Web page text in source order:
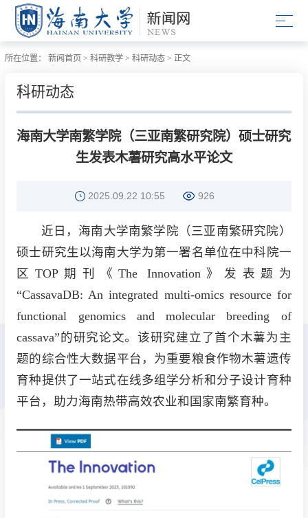
所在位置： 新闻首页 > 科研教学 > 科研动态 > 正文
科研动态
海南大学南繁学院（三亚南繁研究院）硕士研究
生发表木薯研究高水平论文
2025.09.22 10:55 926
近日，海南大学南繁学院（三亚南繁研究院）
硕士研究生以海南大学为第一署名单位在中科院一
区TOP期刊《The Innovation》发表题为
“CassavaDB: An integrated multi-omics resource for
functional genomics and molecular breeding of
cassava”的研究论文。该研究建立了首个木薯为主
题的综合性大数据平台，为重要粮食作物木薯遗传
育种提供了一站式在线多组学分析和分子设计育种
平台，助力海南热带高效农业和国家南繁育种。